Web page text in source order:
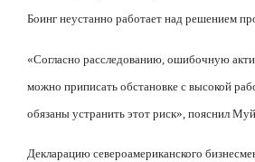
Боинг неустанно работает над решением
«Согласно расследованию, ошибочную
можно приписать обстановке с высокой
обязаны устранить этот риск», пояснил
Декларацию североамериканского